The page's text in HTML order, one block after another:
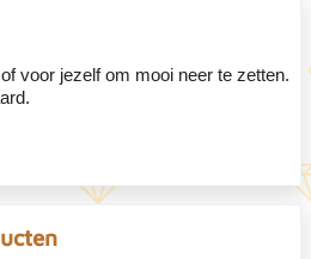
voor jezelf om mooi neer te zetten.